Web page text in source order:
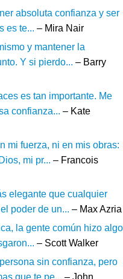
absoluta confianza y ser
es te... – Mira Nair
y mantener la
Y si pierdo... – Barry
es tan importante. Me
confianza... – Kate
mi fuerza, ni en mis obras:
mi pr... – Francois
elegante que cualquier
poder de un... – Max Azria
la gente común hizo algo
– Scott Walker
sin confianza, pero
que te pe... – John